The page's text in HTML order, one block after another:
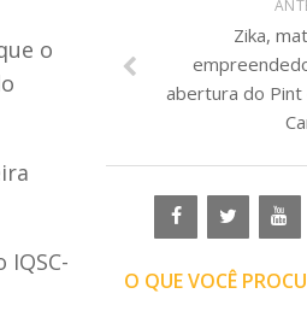
o
Zika,
abertura do Pint
O QUE VOCÊ